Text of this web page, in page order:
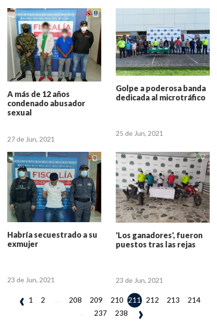
A más de 12 años
condenado abusador
sexual
27 de Jun, 2021
Golpe a poderosa banda
dedicada al microtráfico
25 de Jun, 2021
Habría secuestrado a su
exmujer
23 de Jun, 2021
'Los ganadores', fueron
puestos tras las rejas
23 de Jun, 2021
‹ 1 2 208 209 210 211 212 213
214
237 238 ›